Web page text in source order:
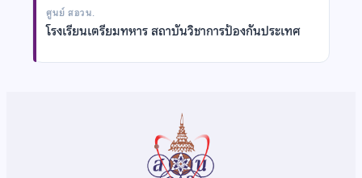
ศูนย์ สอวน.
โรงเรียนเตรียมทหาร สถาบันวิชาการป้องกันประเทศ